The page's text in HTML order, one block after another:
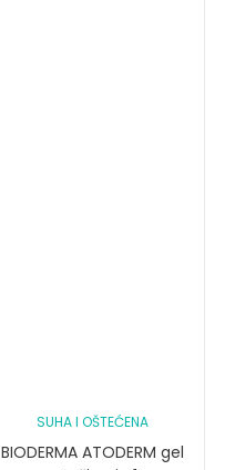
SUHA I OŠTEĆENA
BIODERMA ATODERM gel